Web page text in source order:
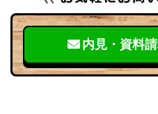
内見・資料